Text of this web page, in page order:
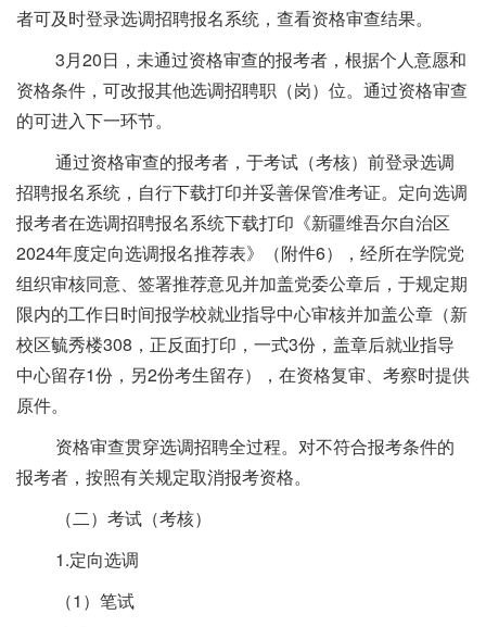
者可及时登录选调招聘报名系统，查看资格审查结果。
3月20日，未通过资格审查的报考者，根据个人意愿和
资格条件，可改报其他选调招聘职（岗）位。通过资格审查
的可进入下一环节。
通过资格审查的报考者，于考试（考核）前登录选调
招聘报名系统，自行下载打印并妥善保管准考证。定向选调
报考者在选调招聘报名系统下载打印《新疆维吾尔自治区
2024年度定向选调报名推荐表》（附件6），经所在学院党
组织审核同意、签署推荐意见并加盖党委公章后，于规定期
限内的工作日时间报学校就业指导中心审核并加盖公章（新
校区毓秀楼308，正反面打印，一式3份，盖章后就业指导
中心留存1份，另2份考生留存），在资格复审、考察时提供
原件。
资格审查贯穿选调招聘全过程。对不符合报考条件的
报考者，按照有关规定取消报考资格。
（二）考试（考核）
1.定向选调
（1）笔试